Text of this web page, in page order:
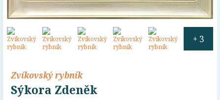
+ 3
Zvíkovský rybník
Sýkora Zdeněk